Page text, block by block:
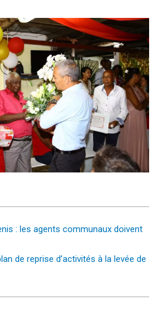
: les agents communaux doivent
de reprise d’activités à la levée de